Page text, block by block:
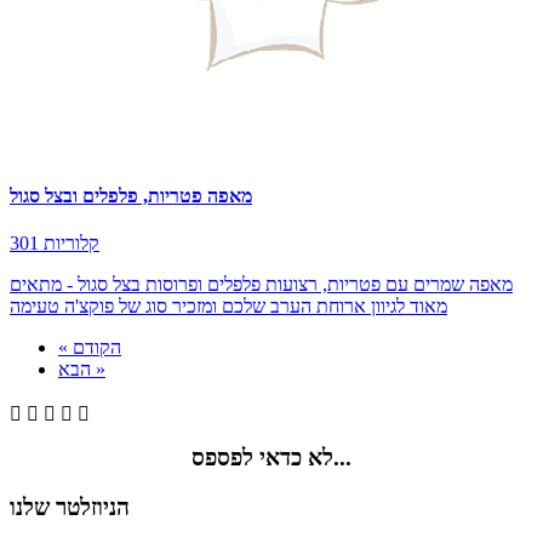
מאפה פטריות, פלפלים ובצל סגול
301 קלוריות
מאפה שמרים עם פטריות, רצועות פלפלים ופרוסות בצל סגול - מתאים
מאוד לגיוון ארוחת הערב שלכם ומזכיר סוג של פוקצ'ה טעימה
« הקודם
הבא »
    
לא כדאי לפספס...
הניוזלטר שלנו